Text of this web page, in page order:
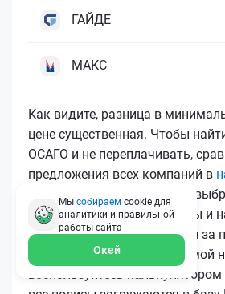
ГАЙДЕ
МАКС
Как видите, разница в
цене существенная. Чтобы
ОСАГО и не переплачивать,
предложения всех компаний в
. Вы сможете
лучшим соотношением цены и
затем купить ОСАГО онлайн за
Чтобы купить ОСАГО по самой
воспользуйтесь
Мы собираем cookie для
аналитики и правильной
работы сайта
Окей